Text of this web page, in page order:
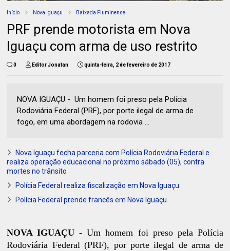
Início Nova Iguaçu Baixada Fluminense
PRF prende motorista em Nova
Iguaçu com arma de uso restrito
0 Editor Jonatan quinta-feira, 2 de fevereiro de 2017
NOVA IGUAÇU - Um homem foi preso pela Polícia
Rodoviária Federal (PRF), por porte ilegal de arma de
fogo, em uma abordagem na rodovia ...
Nova Iguaçu fecha parceria com Polícia Rodoviária Federal e
realiza operação educacional no próximo sábado (05), contra
mortes no trânsito
Polícia Federal realiza fiscalização em Nova Iguaçu
Polícia Federal prende francês em Nova Iguaçu
NOVA IGUAÇU -Um homem foi preso pela Polícia
Rodoviária Federal (PRF), por porte ilegal de arma de